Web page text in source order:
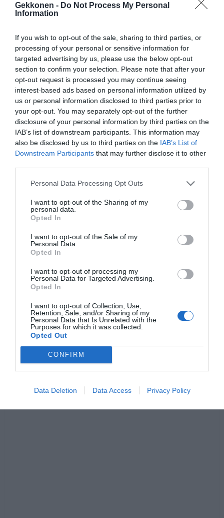
Gekkonen - Do Not Process My Personal
Information
If you wish to opt-out of the sale, sharing to third parties, or
processing of your personal or sensitive information for
targeted advertising by us, please use the below opt-out
section to confirm your selection. Please note that after your
opt-out request is processed you may continue seeing
interest-based ads based on personal information utilized by
us or personal information disclosed to third parties prior to
your opt-out. You may separately opt-out of the further
disclosure of your personal information by third parties on the
IAB’s list of downstream participants. This information may
also be disclosed by us to third parties on the IAB’s List of
Downstream Participants that may further disclose it to other
Personal Data Processing Opt Outs
I want to opt-out of the Sharing of my
personal data.
Opted In
I want to opt-out of the Sale of my
Personal Data.
Opted In
I want to opt-out of processing my
Personal Data for Targeted Advertising.
Opted In
I want to opt-out of Collection, Use,
Retention, Sale, and/or Sharing of my
Personal Data that Is Unrelated with the
Purposes for which it was collected.
Opted Out
CONFIRM
Data Deletion Data Access Privacy Policy
Jaa video myös ystävillesi Facebookissa.
Jaa artikkeli:
F
a
c
e
b
o
M
e
ss
e
n
g
X W
h
at
s
A
p
C
o
p
y
Li
n
S
h
e